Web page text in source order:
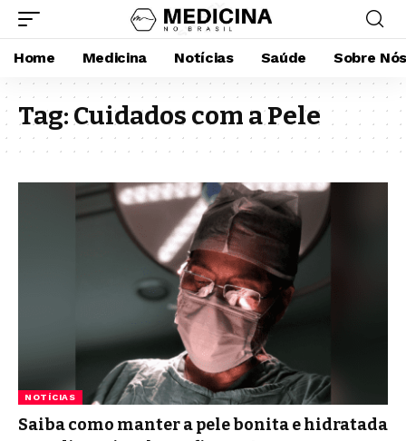
Home Medicina Notícias Saúde Sobre
Tag:Cuidados com a Pele
NOTÍCIAS
Saiba como manter a pele bonita e hidratada